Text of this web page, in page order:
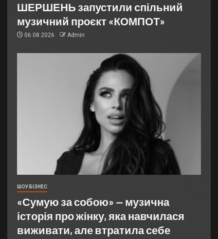
ШЕРШЕНЬ запустили спільний
музичний проєкт «КОМПОТ»
06.08.2026 Admin
ШОУ БІЗНЕС
«Сумую за собою» — музична
історія про жінку, яка навчилася
виживати, але втратила себе